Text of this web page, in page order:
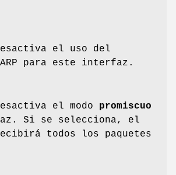
el uso del
para este interfaz.
el modo promiscuo
Si se selecciona, el
todos los paquetes